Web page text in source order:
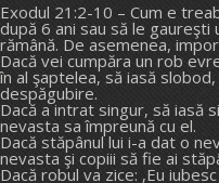
Exodul 21:2-10 – Cum e
după 6 ani sau să le gaureşti
rămână. De asemenea,
Dacă vei cumpăra un rob
în al şaptelea, să iasă
despăgubire.
Dacă a intrat singur, să iasă
nevasta sa împreună cu el.
Dacă stăpânul lui i-a dat o
nevasta şi copiii să fie ai
Dacă robul va zice: ,Eu